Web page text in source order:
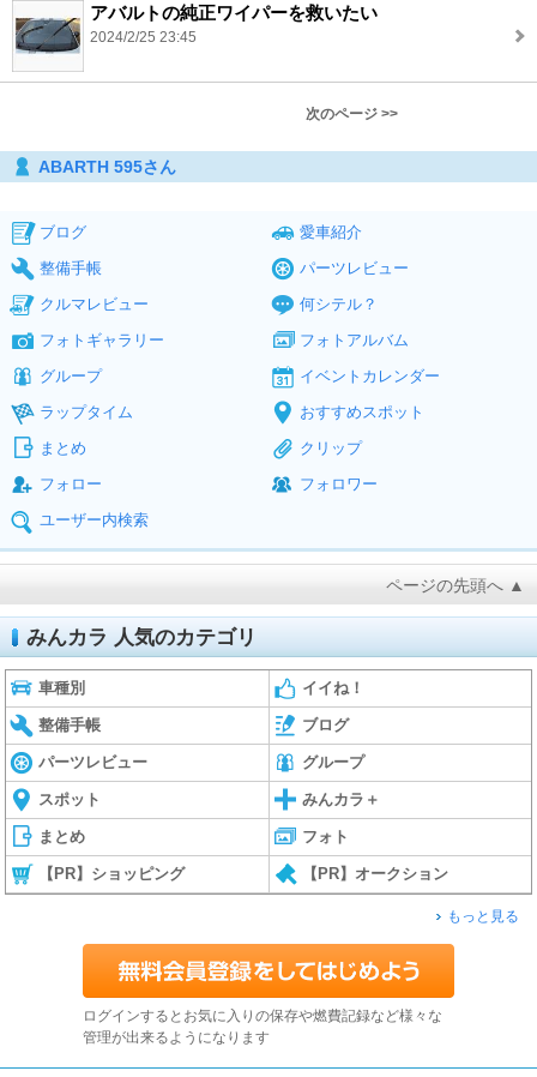
アバルトの純正ワイパーを救いたい
2024/2/25 23:45
次のページ >>
ABARTH 595さん
ブログ
愛車紹介
整備手帳
パーツレビュー
クルマレビュー
何シテル？
フォトギャラリー
フォトアルバム
グループ
イベントカレンダー
ラップタイム
おすすめスポット
まとめ
クリップ
フォロー
フォロワー
ユーザー内検索
ページの先頭へ ▲
みんカラ 人気のカテゴリ
車種別 イイね！
整備手帳 ブログ
パーツレビュー グループ
スポット みんカラ＋
まとめ フォト
【PR】ショッピング 【PR】オークション
もっと見る
ログインするとお気に入りの保存や燃費記録など様々な
管理が出来るようになります